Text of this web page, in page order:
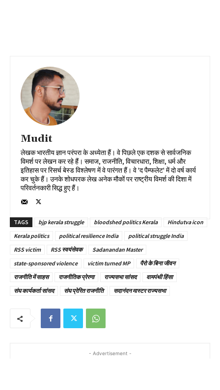
Mudit
लेखक भारतीय ज्ञान परंपरा के अध्येता हैं। वे पिछले एक दशक से सार्वजनिक
विमर्श पर लेखन कर रहे हैं। समाज, राजनीति, विचारधारा, शिक्षा, धर्म और
इतिहास पर रिसर्च बेस्ड विश्लेषण में वे पारंगत हैं। वे 'द पैम्फलेट' में दो वर्ष कार्य
कर चुके हैं। उनके शोधपरक लेख अनेक मौकों पर राष्ट्रीय विमर्श की दिशा में
परिवर्तनकारी सिद्ध हुए हैं।
TAGS bjp kerala struggle bloodshed politics Kerala
Hindutva icon
Kerala politics
political resilience India
political struggle India
RSS victim
RSS स्वयंसेवक
Sadanandan Master
state-sponsored violence
victim turned MP
पैरो के बिना जीवन
राजनीति में साहस
राजनीतिक प्रेरणा राज्यसभा सांसद
वामपंथी हिंसा
संघ कार्यकर्ता सांसद
संघ प्रेरित राजनीति सदानंदन मास्टर राज्यसभा
- Advertisement -